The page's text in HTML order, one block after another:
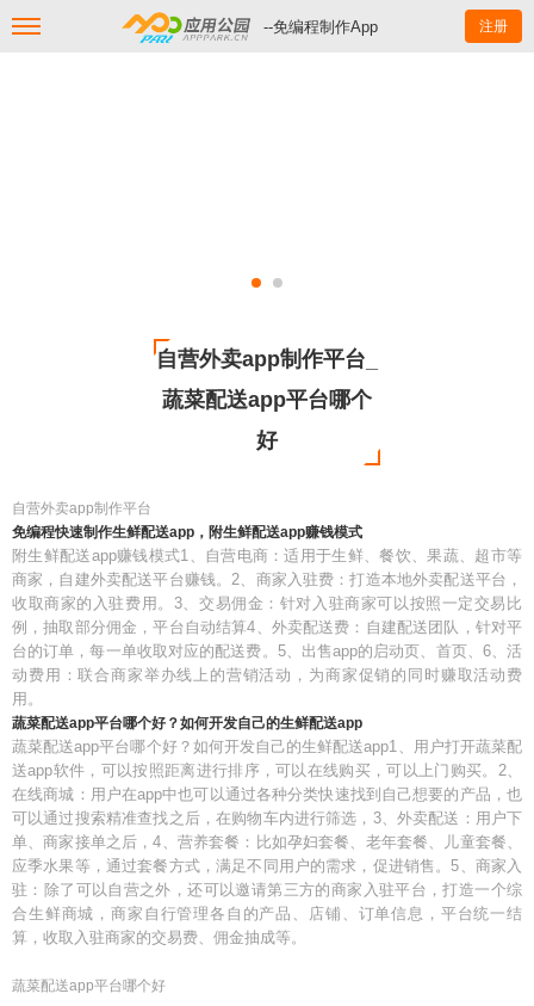
--免编程制作App 注册
自营外卖app制作平台_
蔬菜配送app平台哪个
好
自营外卖app制作平台
免编程快速制作生鲜配送app，附生鲜配送app赚钱模式
附生鲜配送app赚钱模式1、自营电商：适用于生鲜、餐饮、果蔬、超市等
商家，自建外卖配送平台赚钱。2、商家入驻费：打造本地外卖配送平台，
收取商家的入驻费用。3、交易佣金：针对入驻商家可以按照一定交易比
例，抽取部分佣金，平台自动结算4、外卖配送费：自建配送团队，针对平
台的订单，每一单收取对应的配送费。5、出售app的启动页、首页、6、活
动费用：联合商家举办线上的营销活动，为商家促销的同时赚取活动费
用。
蔬菜配送app平台哪个好？如何开发自己的生鲜配送app
蔬菜配送app平台哪个好？如何开发自己的生鲜配送app1、用户打开蔬菜配
送app软件，可以按照距离进行排序，可以在线购买，可以上门购买。2、
在线商城：用户在app中也可以通过各种分类快速找到自己想要的产品，也
可以通过搜索精准查找之后，在购物车内进行筛选，3、外卖配送：用户下
单、商家接单之后，4、营养套餐：比如孕妇套餐、老年套餐、儿童套餐、
应季水果等，通过套餐方式，满足不同用户的需求，促进销售。5、商家入
驻：除了可以自营之外，还可以邀请第三方的商家入驻平台，打造一个综
合生鲜商城，商家自行管理各自的产品、店铺、订单信息，平台统一结
算，收取入驻商家的交易费、佣金抽成等。
蔬菜配送app平台哪个好